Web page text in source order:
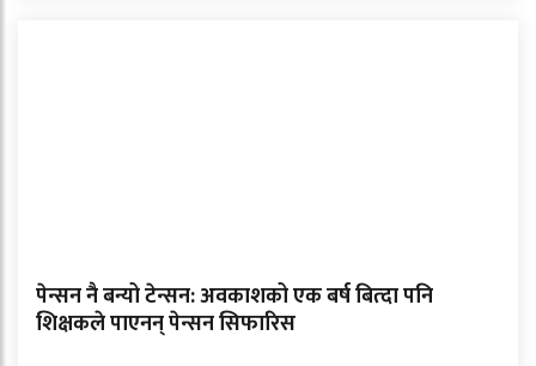
पेन्सन नै बन्यो टेन्सन: अवकाशको एक बर्ष बित्दा पनि
शिक्षकले पाएनन् पेन्सन सिफारिस